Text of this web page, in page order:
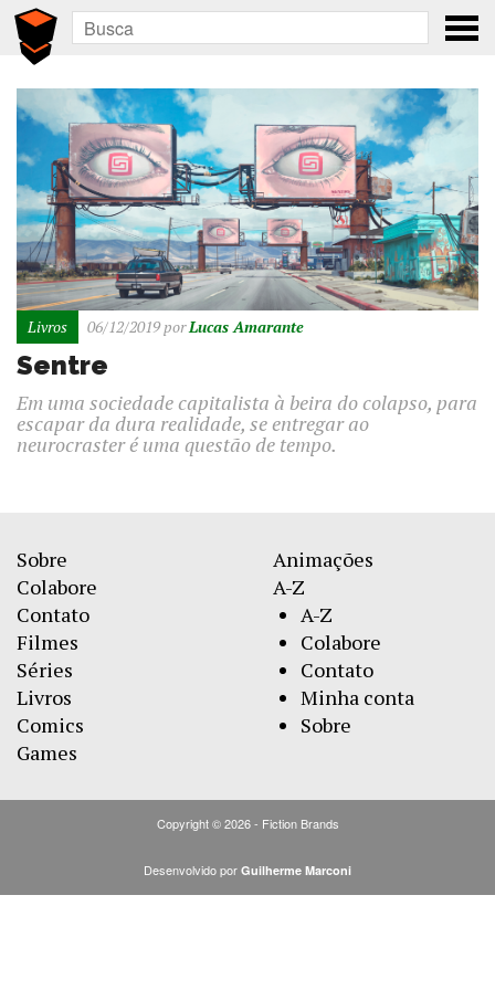
Livros 06/12/2019por Lucas Amarante
Sentre
Em uma sociedade capitalista à beira do colapso, para
escapar da dura realidade, se entregar ao
neurocraster é uma questão de tempo.
Sobre
Colabore
Contato
Filmes
Séries
Livros
Comics
Games
Animações
A-Z
A-Z
Colabore
Contato
Minha conta
Sobre
Copyright © 2026 - Fiction Brands
Desenvolvido por Guilherme Marconi